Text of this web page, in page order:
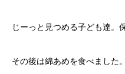
じーっと見つめる子ども達。
その後は綿あめを食べました。